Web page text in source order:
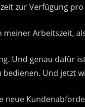
zur Verfügung pro
meiner Arbeitszeit,
Und genau dafür
bedienen. Und jetzt
neue